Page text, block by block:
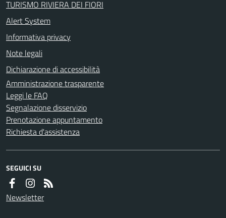
TURISMO RIVIERA DEI FIORI
Alert System
Informativa privacy
Note legali
Dichiarazione di accessibilità
Amministrazione trasparente
Leggi le FAQ
Segnalazione disservizio
Prenotazione appuntamento
Richiesta d'assistenza
SEGUICI SU
Newsletter